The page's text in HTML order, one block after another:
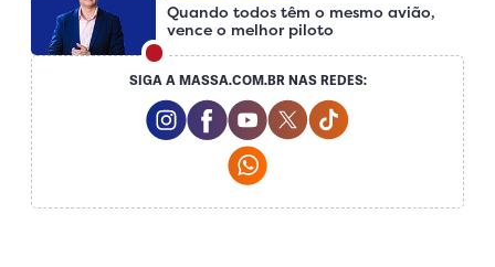
Quando todos têm o mesmo avião,
vence o melhor piloto
SIGA A MASSA.COM.BR NAS REDES:
Instagram Social Media
Facebook Social Media
Youtube Social Media
Twitter Social Media
Tiktok Social
Whatsapp Social Media